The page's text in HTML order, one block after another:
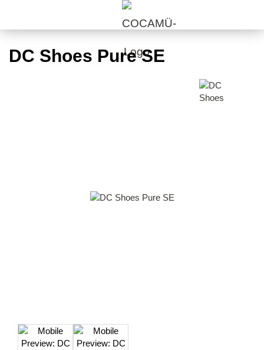
DC Shoes Pure SE